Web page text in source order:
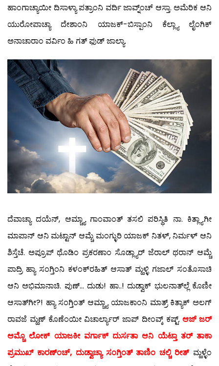
ಹಾಂಗಾಚ್ಯಾಯೀ ದಿಸಾಳ್ಯಾ ಪತ್ರಾಂನಿ ವರ್ದಿ ಜಾವ್ನ್ಂಚ್ ಆಸ್ತಾ. ಅಮೆರಿಕ ಆನಿ
ಯುರೋಪಾಚ್ಯಾ ದೇಶಾಂನಿ ಯಾಜಕ್-ಬಿಸ್ಪಾಂನಿ ಕೆಲ್ಲ್ಯಾ ಲೈಂಗಿಕ್
ಅನಾಚಾರಾಂ ವರ್ವಿಂ ಹಿ ಗತ್ ಫುಡ್ ಜಾಲ್ಯಾ.
ದೆವಾಚ್ಯಾ ದಯೆನ್, ಆಮ್ಚ್ಯಾ ಗಾಂವಾಂತ್ ತಸಲಿ ಪರಿಸ್ಥಿತಿ ನಾ. ಕಿತ್ಲ್ಯಾಗೀ
ಮಾಪಾನ್ ಆನಿ ಮಟ್ಟಾನ್ ಆಮ್ಚೆ ಮಂಗ್ಳುರಿ ಯಾಜಕ್ ನಿತಳ್, ನಿರ್ಮಳ್ ಆನಿ
ಶಿಸ್ತೆಚೆ. ಅಪ್ರೂಪ್ ಥೊಡಿಂ ಪ್ರಕರಣಾಂ ಸೊಡ್ಲ್ಯಾರ್ ಜೆರಾಲ್ ಥರಾನ್ ಆಮ್ಚೆ
ಪಾದ್ರಿ ಹ್ಯಾ ಸಂಗ್ತಿಂನಿ ಕಳಂಕ್‍ರಹಿತ್ ಆಸಾತ್ ಮ್ಹಳ್ಳಿ ಗಜಾಲ್ ಸಂತೊಸಾಚಿ
ಆನಿ ಅಭಿಮಾನಾಚಿ. ಪುಣ್… ದುಡು! ಹಾ..! ದುಡ್ವಾಕ್ ಭುಲನಾತ್‍ಲ್ಲೆ ಕೊಣೀ
ಆಸಾತ್‍ಗೀ?! ಹ್ಯಾ ಸಂಗ್ತಿಂತ್ ಆಮ್ಚ್ಯಾ ಯಾಜಕಾಂನಿ ಮಾತ್ರ್ ಕಿತ್ಯಾಕ್ ಅಲಗ್
ರಾವಜೆ ಮ್ಹಣ್ ಕೊಣೆಂಯೀ ವಿಚಾರ್ಲ್ಯಾರ್ ಜಾಪ್ ದೀಂವ್ಕ್ ಕಷ್ಟ್.ಆಜ್ ಜರ್
ಆಮ್ಚೊ ಲೋಕ್ ಯಾಜಕೀ ವರ್ಗಾಕ್ ದುರ್ಸತಾ ಆನಿ ಯೆಟ್ತಾ ತರ್ ತಾಕಾ
ಪ್ರಮುಖ್ ಕಾರಣ್‍ಂಚ್, ದುಡ್ವಾಚ್ಯಾ ಸಂಗ್ತಿಂತ್ ತಾಣಿಂ ಚಲ್ಚಿ ರೀತ್ಮ್ಹಳ್ಳೆಂ